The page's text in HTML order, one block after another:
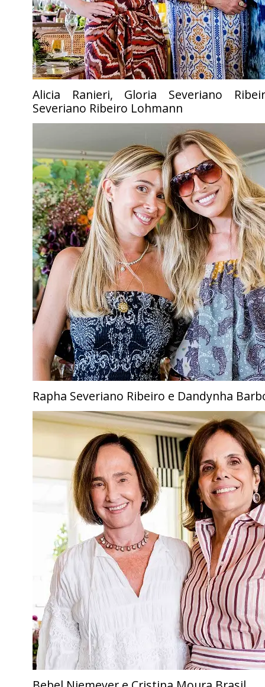
Alicia Ranieri, Gloria Severiano
Severiano Ribeiro Lohmann
Rapha Severiano Ribeiro e Dandynha